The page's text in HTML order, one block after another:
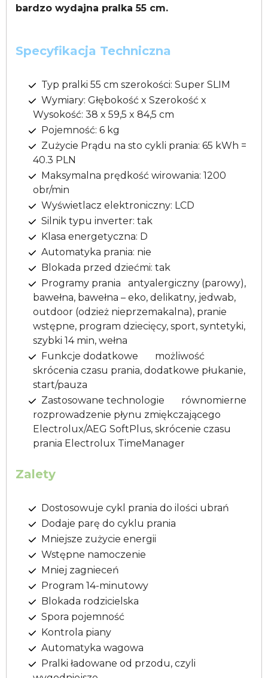
bardzo wydajna pralka 55 cm.
Specyfikacja Techniczna
Typ pralki 55 cm szerokości: Super SLIM
Wymiary: Głębokość x Szerokość x
Wysokość: 38 x 59,5 x 84,5 cm
Pojemność: 6 kg
Zużycie Prądu na sto cykli prania: 65 kWh =
40.3 PLN
Maksymalna prędkość wirowania: 1200
obr/min
Wyświetlacz elektroniczny: LCD
Silnik typu inverter: tak
Klasa energetyczna: D
Automatyka prania: nie
Blokada przed dziećmi: tak
Programy prania antyalergiczny (parowy),
bawełna, bawełna – eko, delikatny, jedwab,
outdoor (odzież nieprzemakalna), pranie
wstępne, program dziecięcy, sport, syntetyki,
szybki 14 min, wełna
Funkcje dodatkowe możliwość
skrócenia czasu prania, dodatkowe płukanie,
start/pauza
Zastosowane technologie równomierne
rozprowadzenie płynu zmiękczającego
Electrolux/AEG SoftPlus, skrócenie czasu
prania Electrolux TimeManager
Zalety
Dostosowuje cykl prania do ilości ubrań
Dodaje parę do cyklu prania
Mniejsze zużycie energii
Wstępne namoczenie
Mniej zagnieceń
Program 14-minutowy
Blokada rodzicielska
Spora pojemność
Kontrola piany
Automatyka wagowa
Pralki ładowane od przodu, czyli